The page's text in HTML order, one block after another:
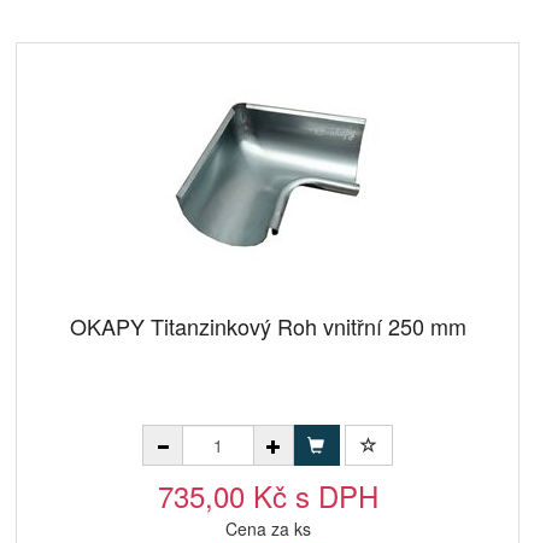
OKAPY Titanzinkový Roh vnitřní 250 mm
735,00 Kč s DPH
Cena za ks